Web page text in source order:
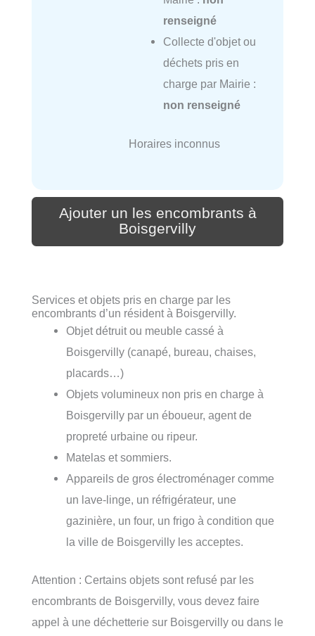
renseigné
Collecte d'objet ou
déchets pris en
charge par Mairie :
non renseigné
Horaires inconnus
Ajouter un les encombrants à
Boisgervilly
Services et objets pris en charge par les
encombrants d’un résident à Boisgervilly.
Objet détruit ou meuble cassé à
Boisgervilly (canapé, bureau, chaises,
placards…)
Objets volumineux non pris en charge à
Boisgervilly par un éboueur, agent de
propreté urbaine ou ripeur.
Matelas et sommiers.
Appareils de gros électroménager comme
un lave-linge, un réfrigérateur, une
gazinière, un four, un frigo à condition que
la ville de Boisgervilly les acceptes.
Attention : Certains objets sont refusé par les
encombrants de Boisgervilly, vous devez faire
appel à une déchetterie sur Boisgervilly ou dans le